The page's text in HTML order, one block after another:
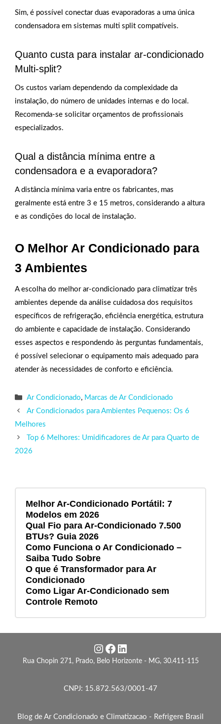
Sim, é possível conectar duas evaporadoras a uma única
condensadora em sistemas multi split compatíveis.
Quanto custa para instalar ar-condicionado
Multi-split?
Os custos variam dependendo da complexidade da
instalação, do número de unidades internas e do local.
Recomenda-se solicitar orçamentos de profissionais
especializados.
Qual a distância mínima entre a
condensadora e a evaporadora?
A distância mínima varia entre os fabricantes, mas
geralmente está entre 3 e 15 metros, considerando a altura
e as condições do local de instalação.
O Melhor Ar Condicionado para
3 Ambientes
A escolha do melhor ar-condicionado para climatizar três
ambientes depende da análise cuidadosa dos requisitos
específicos de refrigeração, eficiência energética, estrutura
do ambiente e capacidade de instalação. Considerando
esses aspectos e respondendo às perguntas fundamentais,
é possível selecionar o equipamento mais adequado para
atender às necessidades de conforto e eficiência.
Categorias
Ar Condicionado, Marcas de Ar Condicionado
Ar Condicionados para Ambientes Pequenos: Os 6
Melhores
Top 6 Melhores: Umidificadores de Ar para Quarto de
2026
Melhor Ar-Condicionado Portátil: 7
Modelos em 2026
Qual Fio para Ar-Condicionado 7.500
BTUs? Guia 2026
Como Funciona o Ar Condicionado –
Saiba Tudo Sobre
O que é Transformador para Ar
Condicionado
Como Ligar Ar-Condicionado sem
Controle Remoto
Instagram Facebook LinkedIn
Rua Chopin 271, Prado, Belo Horizonte - MG, 30.411-115
CNPJ: 15.872.563/0001-47
Blog de Ar Condicionado e Climatizacao - Refrigere Brasil